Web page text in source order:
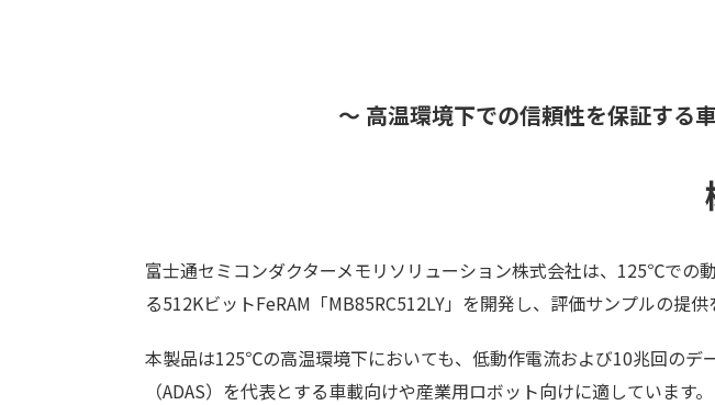
～ 高温環境下での信頼性を保証する
富士通セミコンダクターメモリソリューション株式会社は、125℃での
る512KビットFeRAM「MB85RC512LY」を開発し、評価サンプルの提供
本製品は125℃の高温環境下においても、低動作電流および10兆回の
（ADAS）を代表とする車載向けや産業用ロボット向けに適していま